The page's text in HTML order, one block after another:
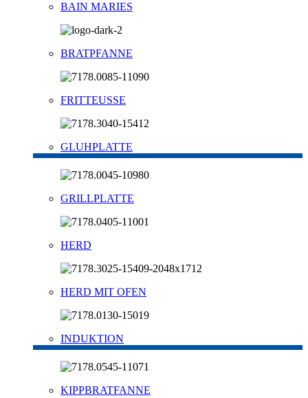
BAIN MARIES
BRATPFANNE
FRITTEUSSE
GLUHPLATTE
GRILLPLATTE
HERD
HERD MIT OFEN
INDUKTION
KIPPBRATFANNE